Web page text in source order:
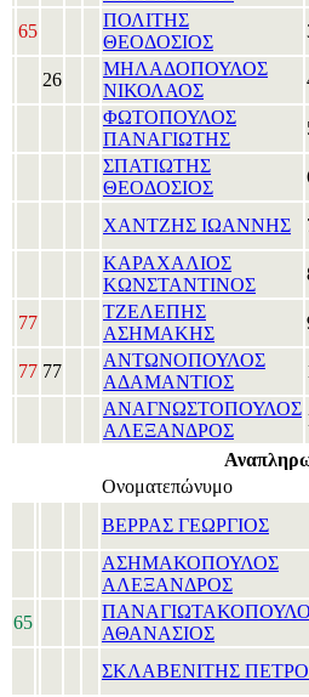
65
ΠΟΛΙΤΗΣ
ΘΕΟΔΟΣΙΟΣ
26
ΜΗΛΑΔΟΠΟΥΛΟΣ
ΝΙΚΟΛΑΟΣ
ΦΩΤΟΠΟΥΛΟΣ
ΠΑΝΑΓΙΩΤΗΣ
ΣΠΑΤΙΩΤΗΣ
ΘΕΟΔΟΣΙΟΣ
ΧΑΝΤΖΗΣ ΙΩΑΝΝΗΣ
ΚΑΡΑΧΑΛΙΟΣ
ΚΩΝΣΤΑΝΤΙΝΟΣ
77
ΤΖΕΛΕΠΗΣ
ΑΣΗΜΑΚΗΣ
77 77
ΑΝΤΩΝΟΠΟΥΛΟΣ
ΑΔΑΜΑΝΤΙΟΣ
ΑΝΑΓΝΩΣΤΟΠΟΥΛΟΣ
ΑΛΕΞΑΝΔΡΟΣ
Ονοματεπώνυμο
ΒΕΡΡΑΣ ΓΕΩΡΓΙΟΣ
ΑΣΗΜΑΚΟΠΟΥΛΟΣ
ΑΛΕΞΑΝΔΡΟΣ
65
ΑΘΑΝΑΣΙΟΣ
ΣΚΛΑΒΕΝΙΤΗΣ